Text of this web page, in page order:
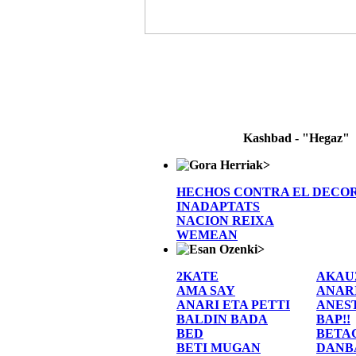
Kashbad - "Hegaz"
>
HECHOS CONTRA EL
INADAPTATS
NACION REIXA
WEMEAN
>
2KATE
AMA SAY
ANARI ETA PETTI
BALDIN BADA
BAP!!
BED
BETI MUGAN